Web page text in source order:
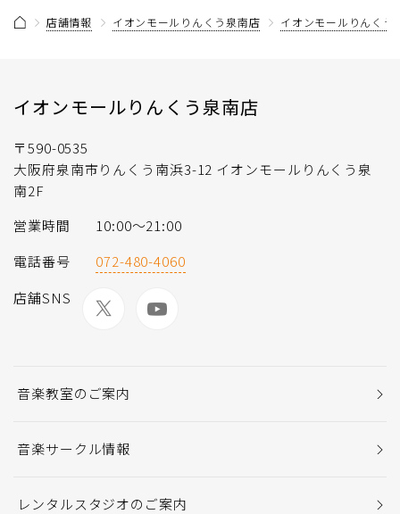
店舗情報 イオンモールりんくう泉南店 イオンモールりんくう
イオンモールりんくう泉南店
〒590-0535
大阪府泉南市りんくう南浜3-12 イオンモールりんくう泉
南2F
営業時間
10:00〜21:00
電話番号
072-480-4060
店舗SNS
音楽教室のご案内
音楽サークル情報
レンタルスタジオのご案内